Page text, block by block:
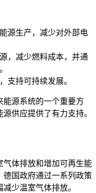
源生产，减少对外部电
，减少燃料成本，并通
支持可持续发展。
能源系统的一个重要方
供应提供了有力支持。
气体排放和增加可再生能
德国政府通过一系列政策
少温室气体排放。